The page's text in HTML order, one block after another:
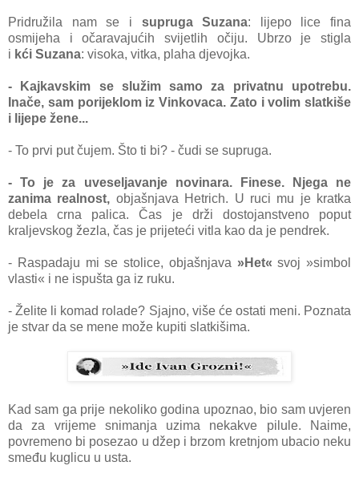
Pridružila nam se i supruga Suzana: lijepo lice fina
osmijeha i očaravajućih svijetlih očiju. Ubrzo je stigla
i kći Suzana: visoka, vitka, plaha djevojka.
- Kajkavskim se služim samo za privatnu upotrebu.
Inače, sam porijeklom iz Vinkovaca. Zato i volim slatkiše
i lijepe žene...
- To prvi put čujem. Što ti bi? - čudi se supruga.
- To je za uveseljavanje novinara. Finese. Njega ne
zanima realnost, objašnjava Hetrich. U ruci mu je kratka
debela crna palica. Čas je drži dostojanstveno poput
kraljevskog žezla, čas je prijeteći vitla kao da je pendrek.
- Raspadaju mi se stolice, objašnjava »Het« svoj »simbol
vlasti« i ne ispušta ga iz ruku.
- Želite li komad rolade? Sjajno, više će ostati meni. Poznata
je stvar da se mene može kupiti slatkišima.
Kad sam ga prije nekoliko godina upoznao, bio sam uvjeren
da za vrijeme snimanja uzima nekakve pilule. Naime,
povremeno bi posezao u džep i brzom kretnjom ubacio neku
smeđu kuglicu u usta.